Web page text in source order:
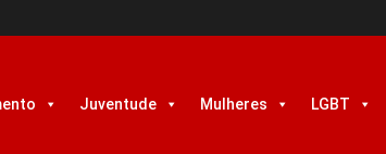
Juventude Mulheres LGBT